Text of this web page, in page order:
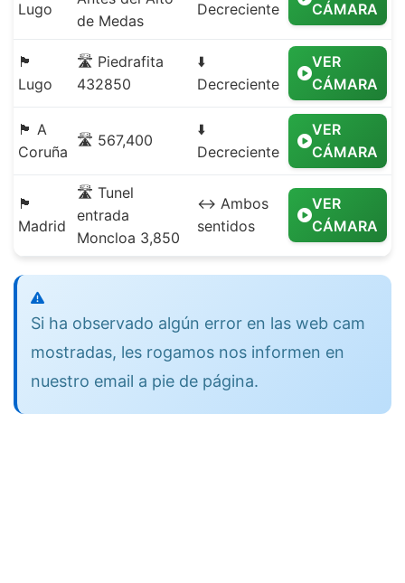
Lugo
de Medas
Decreciente CÁMARA
🏴
Lugo
🛣️ Piedrafita
432850
⬇️
Decreciente
VER
CÁMARA
🏴 A
Coruña
🛣️ 567,400
⬇️
Decreciente
VER
CÁMARA
🏴
Madrid
🛣️ Tunel
entrada
Moncloa 3,850
↔️ Ambos
sentidos
VER
CÁMARA
Si ha observado algún error en las web cam
mostradas, les rogamos nos informen en
nuestro email a pie de página.